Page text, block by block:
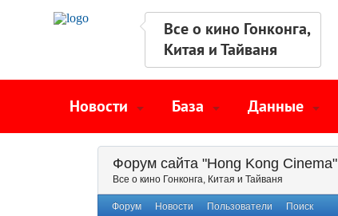
Все о кино Гонконга,
Китая и Тайваня
Новости База Данные
Форум сайта "Hong Kong Cinema"
Все о кино Гонконга, Китая и Тайваня
Форум Новости Пользователи
Поиск